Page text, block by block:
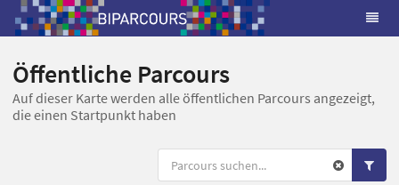
Öffentliche Parcours
Auf dieser Karte werden alle öffentlichen Parcours angezeigt,
die einen Startpunkt haben